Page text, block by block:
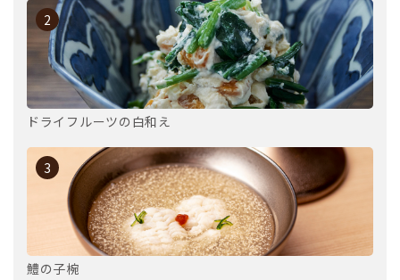
2
ドライフルーツの白和え
3
鱧の子椀